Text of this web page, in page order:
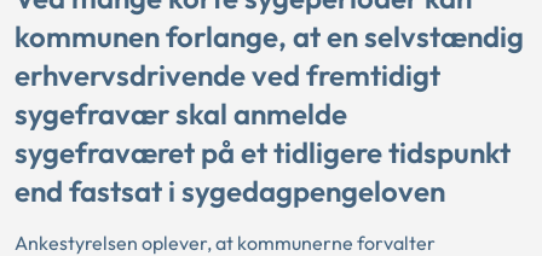
kommunen forlange, at en selvstændig
erhvervsdrivende ved fremtidigt
sygefravær skal anmelde
sygefraværet på et tidligere tidspunkt
end fastsat i sygedagpengeloven
Ankestyrelsen oplever, at kommunerne forvalter